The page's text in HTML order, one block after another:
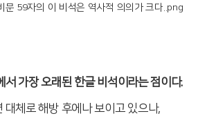
서 가장 오래된 한글 비석이라는 점이다.
대체로 해방 후에나 보이고 있으나,